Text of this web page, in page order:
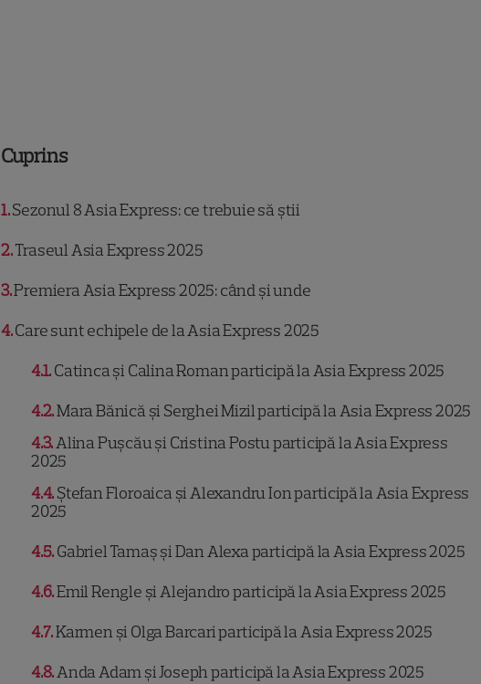
Cuprins
1Sezonul 8 Asia Express: ce trebuie să știi
2Traseul Asia Express 2025
3Premiera Asia Express 2025: când și unde
4Care sunt echipele de la Asia Express 2025
4.1 Catinca și Calina Roman participă la Asia Express 2025
4.2 Mara Bănică și Serghei Mizil participă la Asia Express 2025
4.3 Alina Pușcău și Cristina Postu participă la Asia Express
2025
4.4 Ștefan Floroaica și Alexandru Ion participă la Asia Express
2025
4.5 Gabriel Tamaș și Dan Alexa participă la Asia Express 2025
4.6 Emil Rengle și Alejandro participă la Asia Express 2025
4.7 Karmen și Olga Barcari participă la Asia Express 2025
4.8 Anda Adam și Joseph participă la Asia Express 2025